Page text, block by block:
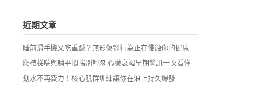
字:
近期文章
睡前滑手機又吃重鹹？無形傷腎行為正在侵蝕你的健康
爬樓梯喘與躺平悶喘別輕忽 心臟衰竭早期警訊一次看懂
划水不再費力！核心肌群訓練讓你在浪上持久爆發